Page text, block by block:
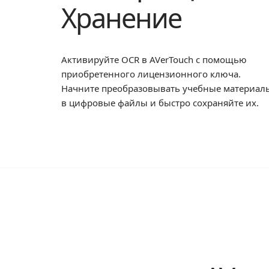
Хранение
Активируйте OCR в AVerTouch с помощью
приобретенного лицензионного ключа.
Начните преобразовывать учебные
в цифровые файлы и быстро сохраняйте их.